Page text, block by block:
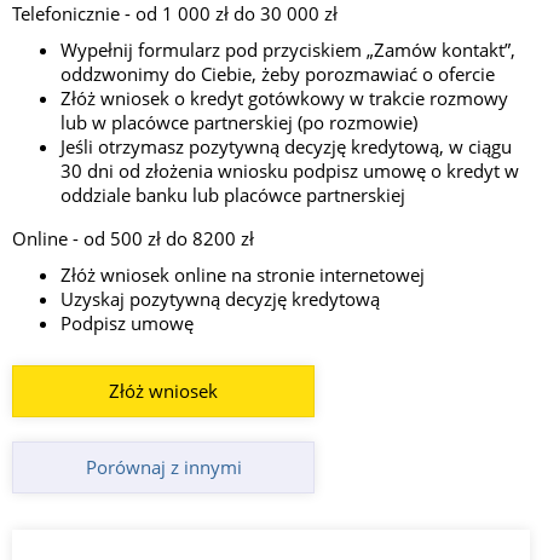
Telefonicznie - od 1 000 zł do 30 000 zł
Wypełnij formularz pod przyciskiem „Zamów kontakt”,
oddzwonimy do Ciebie, żeby porozmawiać o ofercie
Złóż wniosek o kredyt gotówkowy w trakcie rozmowy
lub w placówce partnerskiej (po rozmowie)
Jeśli otrzymasz pozytywną decyzję kredytową, w ciągu
30 dni od złożenia wniosku podpisz umowę o kredyt w
oddziale banku lub placówce partnerskiej
Online - od 500 zł do 8200 zł
Złóż wniosek online na stronie internetowej
Uzyskaj pozytywną decyzję kredytową
Podpisz umowę
Złóż wniosek
Porównaj z innymi